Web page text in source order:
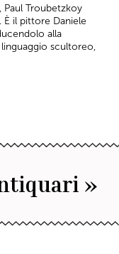
Paul Troubetzkoy
È il pittore Daniele
alla
scultoreo,
»